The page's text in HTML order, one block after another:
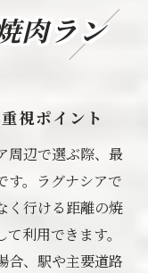
ガイド
き蒲郡の魅力
失敗しない選
ランチ選び
の注意点
肉ラン
視ポイント
周辺で選ぶ際、最
す。ラグナシアで
く行ける距離の焼
利用できます。
合、駅や主要道路